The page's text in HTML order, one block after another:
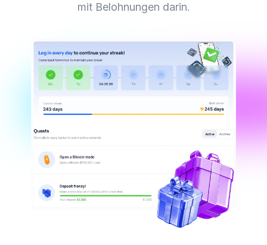
mit Belohnungen darin.